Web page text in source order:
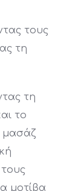
τους
τη
τη
το
μασάζ
μοτίβα